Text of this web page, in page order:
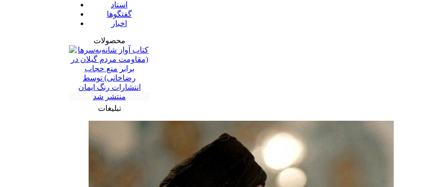
اسناد
گفتگوها
اخبار
محصولات
تبلیغات